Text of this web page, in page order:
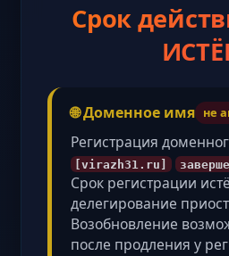
Срок
🌐 Доменное имя не
Регистрация
[virazh31.ru]
Срок регистрации
делегирование
Возобновление
после продления у